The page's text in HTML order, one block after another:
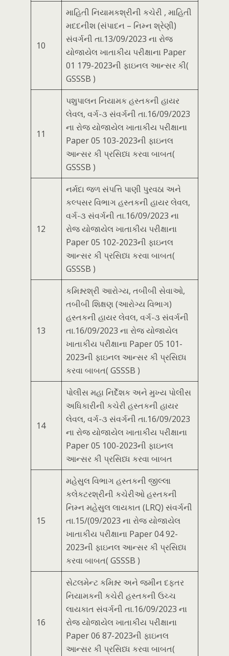
10
માહિતી નિયામકશ્રીની કચેરી , માહિતી
મદદનીશ (સંપાદન – નિમ્ન શ્રેણી)
સંવર્ગની તા.13/09/2023 ના રોજ
યોજાયેલ ખાતાકીય પરીક્ષાના Paper
01 179-2023ની ફાઇનલ આન્સર કી(
GSSSB )
11
પશુપાલન નિયામક હસ્તકની હાયર
લેવલ, વર્ગ-૩ સંવર્ગની તા.16/09/2023
ના રોજ યોજાયેલ ખાતાકીય પરીક્ષાના
Paper 05 103-2023ની ફાઇનલ
આન્સર કી પ્રસિધ્ધ કરવા બાબત(
GSSSB )
12
નર્મદા જળ સંપત્તિ પાણી પુરવઠા અને
કલ્પસર વિભાગ હસ્તકની હાયર લેવલ,
વર્ગ-૩ સંવર્ગની તા.16/09/2023 ના
રોજ યોજાયેલ ખાતાકીય પરીક્ષાના
Paper 05 102-2023ની ફાઇનલ
આન્સર કી પ્રસિધ્ધ કરવા બાબત(
GSSSB )
13
કમિશ્નરશ્રી આરોગ્ય, તબીબી સેવાઓ,
તબીબી શિક્ષણ (આરોગ્ય વિભાગ)
હસ્તકની હાયર લેવલ, વર્ગ-૩ સંવર્ગની
તા.16/09/2023 ના રોજ યોજાયેલ
ખાતાકીય પરીક્ષાના Paper 05 101-
2023ની ફાઇનલ આન્સર કી પ્રસિધ્ધ
કરવા બાબત( GSSSB )
14
પોલીસ મહા નિર્દેશક અને મુખ્ય પોલીસ
અધિકારીની કચેરી હસ્તકની હાયર
લેવલ, વર્ગ-૩ સંવર્ગની તા.16/09/2023
ના રોજ યોજાયેલ ખાતાકીય પરીક્ષાના
Paper 05 100-2023ની ફાઇનલ
આન્સર કી પ્રસિધ્ધ કરવા બાબત
15
મહેસુલ વિભાગ હસ્તકની જીલ્લા
કલેકટરશ્રીની કચેરીઓ હસ્તકની
નિમ્ન મહેસુલ લાયકાત (LRQ) સંવર્ગની
તા.15/(09/2023 ના રોજ યોજાયેલ
ખાતાકીય પરીક્ષાના Paper 04 92-
2023ની ફાઇનલ આન્સર કી પ્રસિધ્ધ
કરવા બાબત( GSSSB )
16
સેટલમેન્ટ કમિશ્નર અને જમીન દફતર
નિયામકની કચેરી હસ્તકની ઉચ્ચ
લાયકાત સંવર્ગની તા.16/09/2023 ના
રોજ યોજાયેલ ખાતાકીય પરીક્ષાના
Paper 06 87-2023ની ફાઇનલ
આન્સર કી પ્રસિધ્ધ કરવા બાબત(